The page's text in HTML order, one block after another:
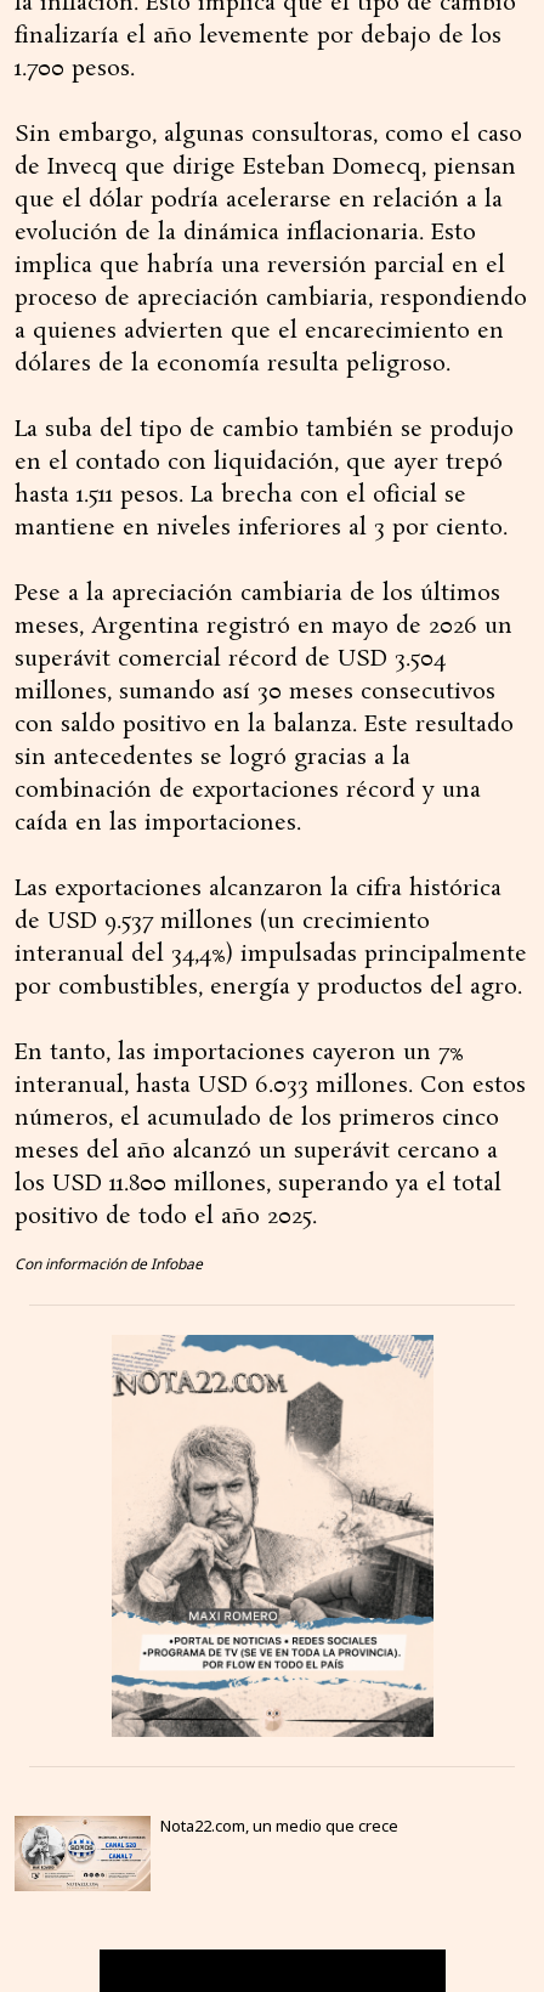
finalizaría el año levemente por debajo de los
1.700 pesos.
Sin embargo, algunas consultoras, como el caso
de Invecq que dirige Esteban Domecq, piensan
que el dólar podría acelerarse en relación a la
evolución de la dinámica inflacionaria. Esto
implica que habría una reversión parcial en el
proceso de apreciación cambiaria, respondiendo
a quienes advierten que el encarecimiento en
dólares de la economía resulta peligroso.
La suba del tipo de cambio también se produjo
en el contado con liquidación, que ayer trepó
hasta 1.511 pesos. La brecha con el oficial se
mantiene en niveles inferiores al 3 por ciento.
Pese a la apreciación cambiaria de los últimos
meses, Argentina registró en mayo de 2026 un
superávit comercial récord de USD 3.504
millones, sumando así 30 meses consecutivos
con saldo positivo en la balanza. Este resultado
sin antecedentes se logró gracias a la
combinación de exportaciones récord y una
caída en las importaciones.
Las exportaciones alcanzaron la cifra histórica
de USD 9.537 millones (un crecimiento
interanual del 34,4%) impulsadas principalmente
por combustibles, energía y productos del agro.
En tanto, las importaciones cayeron un 7%
interanual, hasta USD 6.033 millones. Con estos
números, el acumulado de los primeros cinco
meses del año alcanzó un superávit cercano a
los USD 11.800 millones, superando ya el total
positivo de todo el año 2025.
Con información de Infobae
Nota22.com, un medio que crece